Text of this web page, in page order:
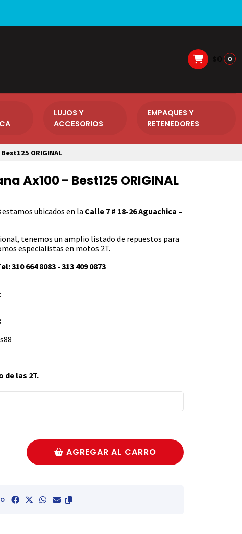
0
LUJOS Y
ACCESORIOS
EMPAQUES Y
RETENEDORES
ORIGINAL
Ax100 - Best125 ORIGINAL
estamos ubicados en la Calle 7 # 18-26 Aguachica –
tenemos un amplio listado de repuestos para
especialistas en motos 2T.
310 664 8083 - 313 409 0873
de las 2T.
AGREGAR AL CARRO